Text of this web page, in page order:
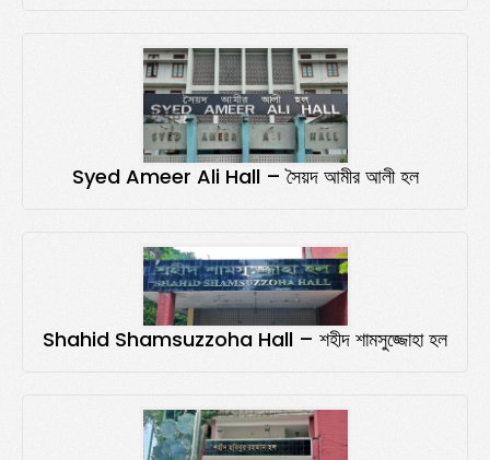
Syed Ameer Ali Hall – সৈয়দ আমীর আলী হল
Shahid Shamsuzzoha Hall – শহীদ শামসুজ্জোহা হল